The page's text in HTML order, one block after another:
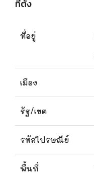
ที่ตั้ง
ที่อยู่
เมือง
รัฐ/เขต
รหัสไปรษณีย์
พื้นที่